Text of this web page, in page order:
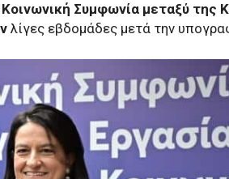
Κοινωνική Συμφωνία μεταξύ της
λίγες εβδομάδες μετά την